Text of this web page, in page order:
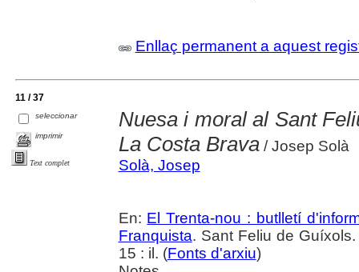
Enllaç permanent a aquest
11 / 37
seleccionar
imprimir
Text complet
Nuesa i moral al Sant
La Costa Brava/ Josep Solà
Solà, Josep
En: El Trenta-nou : butlletí
Franquista. Sant Feliu de
15 : il. (Fonts d'arxiu)